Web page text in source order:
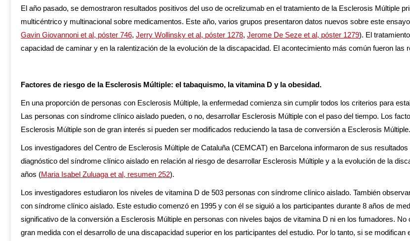
El año pasado, se demostraron resultados positivos del uso de ocrelizumab en el tratamiento de la Esclerosis Múltiple
multicéntrico y multinacional sobre medicamentos. Este año, varios grupos presentaron datos nuevos sobre este
Gavin Giovannoni et al, póster 746, Jerry Wollinsky et al, póster 1278, Jerome De Seze et al, póster 1279). El
capacidad de caminar y en la ralentización de la evolución de la discapacidad. El acontecimiento más común fueron las
Factores de riesgo de la Esclerosis Múltiple: el tabaquismo, la vitamina D y la obesidad.
En una proporción de personas con Esclerosis Múltiple, la enfermedad comienza sin cumplir todos los criterios para
Las personas con síndrome clínico aislado pueden, o no, desarrollar Esclerosis Múltiple con el paso del tiempo. Los
Esclerosis Múltiple son de gran interés si pueden ser modificados reduciendo la tasa de conversión a Esclerosis Múltiple.
Los investigadores del Centro de Esclerosis Múltiple de Cataluña (CEMCAT) en Barcelona informaron de sus
diagnóstico del síndrome clínico aislado en relación al riesgo de desarrollar Esclerosis Múltiple y a la evolución de la
años (Maria Isabel Zuluaga et al, resumen 252).
Los investigadores estudiaron los niveles de vitamina D de 503 personas con síndrome clínico aislado. También
con síndrome clínico aislado. Este estudio comenzó en 1995 y con él se siguió a los participantes durante 8 años de
significativo de la conversión a Esclerosis Múltiple en personas con niveles bajos de vitamina D ni en los fumadores.
gran medida con el desarrollo de una discapacidad superior en los participantes del estudio. Por lo tanto, si se